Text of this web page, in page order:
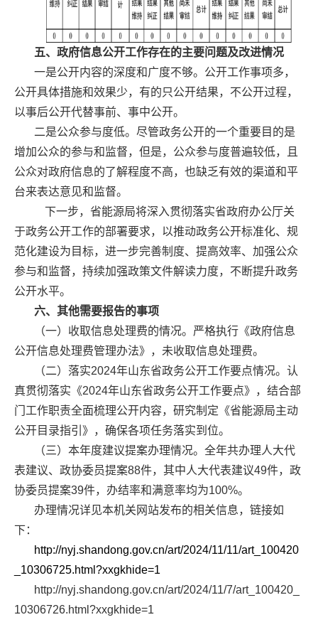
五、政府信息公开工作存在的主要问题及改进情况
一是公开内容的深度和广度不够。公开工作事项多，
公开具体措施和效果少，有的只公开结果，不公开过程，
以事后公开代替事前、事中公开。
二是公众参与度低。尽管政务公开的一个重要目的是
增加公众的参与和监督，但是，公众参与度普遍较低，且
公众对政府信息的了解程度不高，也缺乏有效的渠道和平
台来表达意见和监督。
下一步，省能源局将深入贯彻落实省政府办公厅关
于政务公开工作的部署要求，以推动政务公开标准化、规
范化建设为目标，进一步完善制度、提高效率、加强公众
参与和监督，持续加强政策文件解读力度，不断提升政务
公开水平。
六、其他需要报告的事项
（一）收取信息处理费的情况。 严格执行《政府信息
公开信息处理费管理办法》，未收取信息处理费。
（二）落实2024年山东省政务公开工作要点情况。 认
真贯彻落实《2024年山东省政务公开工作要点》，结合部
门工作职责全面梳理公开内容，研究制定《省能源局主动
公开目录指引》，确保各项任务落实到位。
（三）本年度建议提案办理情况。 全年共办理人大代
表建议、政协委员提案88件，其中人大代表建议49件，政
协委员提案39件，办结率和满意率均为100%。
办理情况详见本机关网站发布的相关信息，链接如
下：
http://nyj.shandong.gov.cn/art/2024/11/11/art_100420
_10306725.html?xxgkhide=1
http://nyj.shandong.gov.cn/art/2024/11/7/art_100420_
10306726.html?xxgkhide=1